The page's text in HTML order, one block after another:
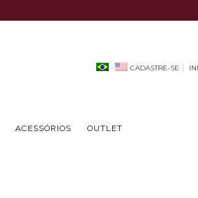
CADASTRE-SE
ACESSÓRIOS OUTLET